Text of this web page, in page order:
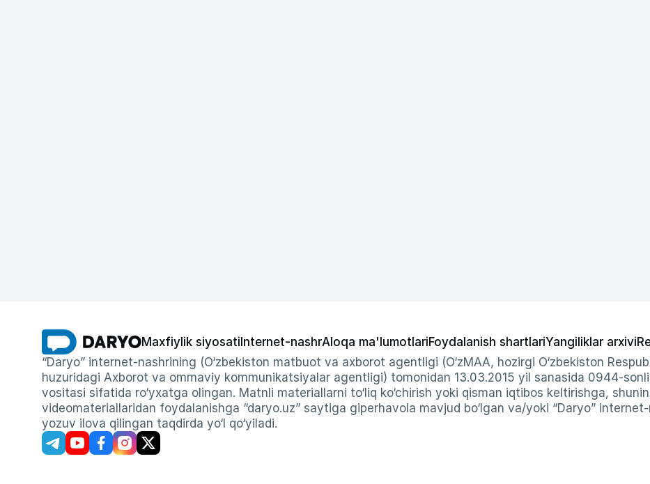
Maxfiylik siyosati Internet-nashrAloqa ma'lumotlariFoydalanish shartlariYangiliklar arxivi
“Daryo” internet-nashrining (O‘zbekiston matbuot va axborot agentligi (O‘zMAA, hozirgi O‘zbekiston
huzuridagi Axborot va ommaviy kommunikatsiyalar agentligi) tomonidan 13.03.2015 yil sanasida 0944-
vositasi sifatida ro‘yxatga olingan. Matnli materiallarni to‘liq ko‘chirish yoki qisman iqtibos keltirishga,
videomateriallaridan foydalanishga “daryo.uz” saytiga giperhavola mavjud bo‘lgan va/yoki “Daryo”
yozuv ilova qilingan taqdirda yo‘l qo‘yiladi.